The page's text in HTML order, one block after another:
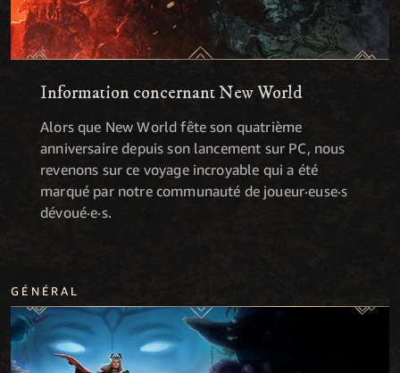
Information concernant New World
Alors que New World fête son quatrième
anniversaire depuis son lancement sur PC, nous
revenons sur ce voyage incroyable qui a été
marqué par notre communauté de joueur·euse·s
dévoué·e·s.
GÉNÉRAL